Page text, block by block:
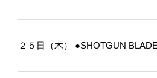
２５日（木） ●SHOTGUN BLADE